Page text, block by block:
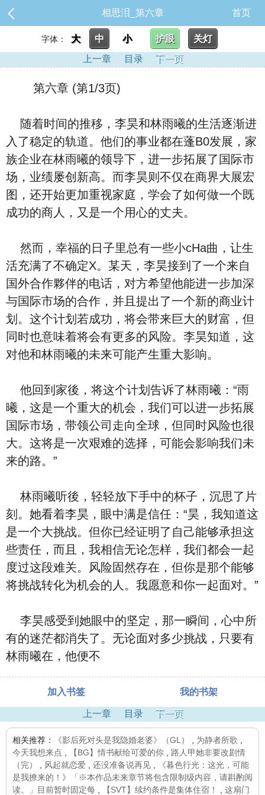
相思泪_第六章 首页
字体： 大 中 小 护眼
关灯
上一章
目录 下一页
第六章 (第1/3页)
随着时间的推移，李昊和林雨曦的生活逐渐进
入了稳定的轨道。他们的事业都在蓬B0发展，家
族企业在林雨曦的领导下，进一步拓展了国际市
场，业绩屡创新高。而李昊则不仅在商界大展宏
图，还开始更加重视家庭，学会了如何做一个既
成功的商人，又是一个用心的丈夫。
然而，幸福的日子里总有一些小cHa曲，让生
活充满了不确定X。某天，李昊接到了一个来自
国外合作夥伴的电话，对方希望他能进一步加深
与国际市场的合作，并且提出了一个新的商业计
划。这个计划若成功，将会带来巨大的财富，但
同时也意味着将会有更多的风险。李昊知道，这
对他和林雨曦的未来可能产生重大影响。
他回到家後，将这个计划告诉了林雨曦：“雨
曦，这是一个重大的机会，我们可以进一步拓展
国际市场，带领公司走向全球，但同时风险也很
大。这将是一次艰难的选择，可能会影响我们未
来的路。”
林雨曦听後，轻轻放下手中的杯子，沉思了片
刻。她看着李昊，眼中满是信任：“昊，我知道这
是一个大挑战。但你已经证明了自己能够承担这
些责任，而且，我相信无论怎样，我们都会一起
度过这段难关。风险固然存在，但你是那个能够
将挑战转化为机会的人。我愿意和你一起面对。”
李昊感受到她眼中的坚定，那一瞬间，心中所
有的迷茫都消失了。无论面对多少挑战，只要有
林雨曦在，他便不
加入书签 我的书架
上一章 目录 下一页
相关推荐： 《影后死对头是我隐婚老婆》（GL） 为静者所歌
今天我想来点
【BG】情书献给可爱的你
路人甲她非要改剧情
（完）
风起就恋爱 还没准备说再见
《暮色行光：这光，可能
是我撩来的！》「※本作品未来章节将包含限制级内容，请斟酌阅
读。」目前暂时固定每
【SVT】续约条件是集体住宿！ 这扇门